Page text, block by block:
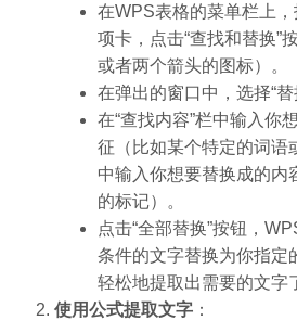
在WPS表格的菜单栏上，
项卡，点击“查找和替换”
或者两个箭头的图标）。
在弹出的窗口中，选择“替
在“查找内容”栏中输入你
征（比如某个特定的词语
中输入你想要替换成的内
的标记）。
点击“全部替换”按钮，
条件的文字替换为你指定
轻松地提取出需要的文字
使用公式提取文字 ：